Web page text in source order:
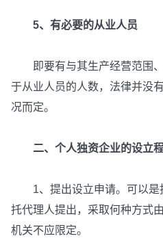
5、有必要的从业人员
即要有与其生产经营范围、
于从业人员的人数，法律并没
况而定。
二、个人独资企业的设立
1、提出设立申请。可以是
托代理人提出，采取何种方式
机关不应限定。